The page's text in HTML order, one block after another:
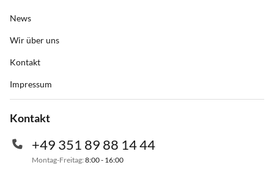
News
Wir über uns
Kontakt
Impressum
Kontakt
+49 351 89 88 14 44
Montag-Freitag: 8:00 - 16:00